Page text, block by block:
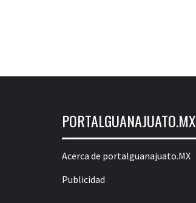
PORTALGUANAJUATO.MX
Acerca de portalguanajuato.MX
Publicidad